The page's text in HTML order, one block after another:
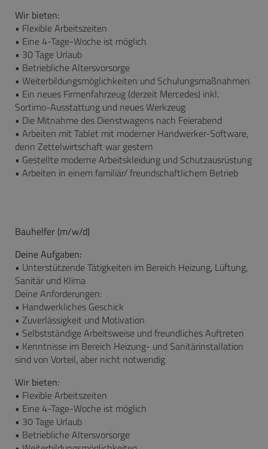
Wir bieten:
• Flexible Arbeitszeiten
• Eine 4-Tage-Woche ist möglich
• 30 Tage Urlaub
• Betriebliche Altersvorsorge
• Weiterbildungsmöglichkeiten und Schulungsmaßnahmen
• Ein neues Firmenfahrzeug (derzeit Mercedes) inkl.
Sortimo-Ausstattung und neues Werkzeug
• Die Mitnahme des Dienstwagens nach Feierabend
• Arbeiten mit Tablet mit moderner Handwerker-Software,
denn Zettelwirtschaft war gestern
• Gestellte moderne Arbeitskleidung und Schutzausrüstung
• Arbeiten in einem familiär/ freundschaftlichem Betrieb
Bauhelfer (m/w/d)
Deine Aufgaben:
• Unterstützende Tätigkeiten im Bereich Heizung, Lüftung,
Sanitär und Klima
Deine Anforderungen:
• Handwerkliches Geschick
• Zuverlässigkeit und Motivation
• Selbstständige Arbeitsweise und freundliches Auftreten
• Kenntnisse im Bereich Heizung- und Sanitärinstallation
sind von Vorteil, aber nicht notwendig
Wir bieten:
• Flexible Arbeitszeiten
• Eine 4-Tage-Woche ist möglich
• 30 Tage Urlaub
• Betriebliche Altersvorsorge